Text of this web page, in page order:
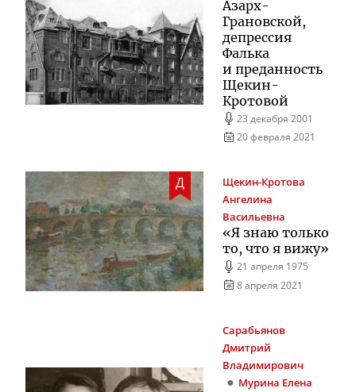
Азарх-
Грановской,
депрессия
Фалька
и преданность
Щекин-
Кротовой
23 декабря 2001
20 февраля 2021
Д
Щекин-Кротова
Ангелина
Васильевна
«Я знаю только
то, что я вижу»
21 апреля 1975
8 апреля 2021
Сарабьянов
Дмитрий
Владимирович
Мурина Елена